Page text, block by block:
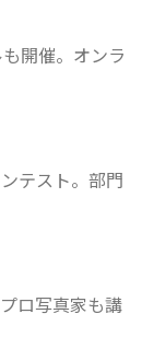
開催。オンラ
テスト。部門
ロ写真家も講